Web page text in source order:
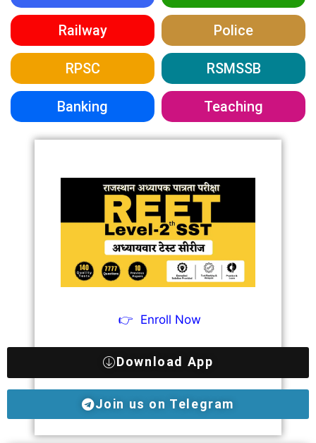
Railway Police
RPSC RSMSSB
Banking Teaching
👉 Enroll Now
Download App
Join us on Telegram